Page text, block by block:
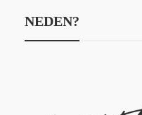
NEDEN?